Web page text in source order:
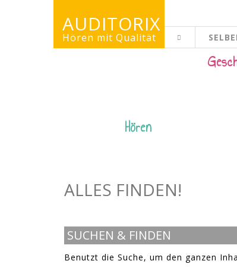
AUDITORIX
Hören mit Qualität
Hören
ALLES FINDEN!
SUCHEN & FINDEN
Benutzt die Suche, um den ganzen